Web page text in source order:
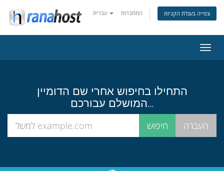
התחברות צפייה בעגלת הקניות
ניווט
התחילו בחיפוש אחרי שם הדומיין
המושלם עבורכם...